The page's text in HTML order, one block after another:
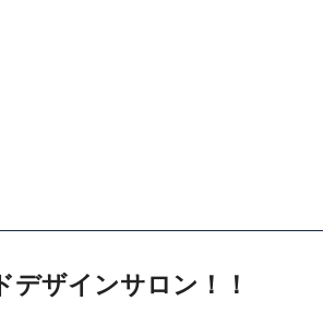
デザインサロン！！